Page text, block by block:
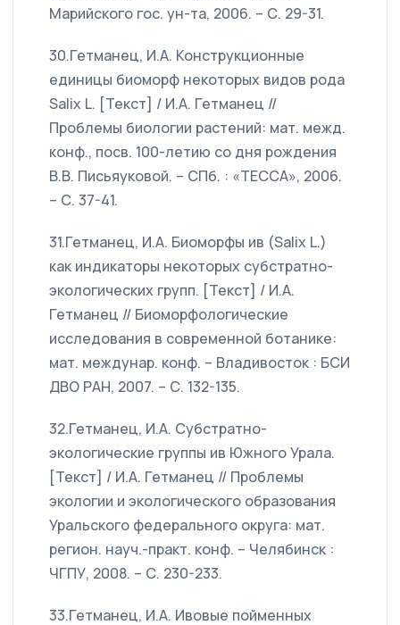
Марийского гос. ун-та, 2006. – С. 29-31.
30.Гетманец, И.А. Конструкционные
единицы биоморф некоторых видов рода
Salix L. [Текст] / И.А. Гетманец //
Проблемы биологии растений: мат. межд.
конф., посв. 100-летию со дня рождения
В.В. Письяуковой. – СПб. : «ТЕССА», 2006.
– С. 37-41.
31.Гетманец, И.А. Биоморфы ив (Salix L.)
как индикаторы некоторых субстратно-
экологических групп. [Текст] / И.А.
Гетманец // Биоморфологические
исследования в современной ботанике:
мат. междунар. конф. – Владивосток : БСИ
ДВО РАН, 2007. – С. 132-135.
32.Гетманец, И.А. Субстратно-
экологические группы ив Южного Урала.
[Текст] / И.А. Гетманец // Проблемы
экологии и экологического образования
Уральского федерального округа: мат.
регион. науч.-практ. конф. – Челябинск :
ЧГПУ, 2008. – С. 230-233.
33.Гетманец, И.А. Ивовые пойменных